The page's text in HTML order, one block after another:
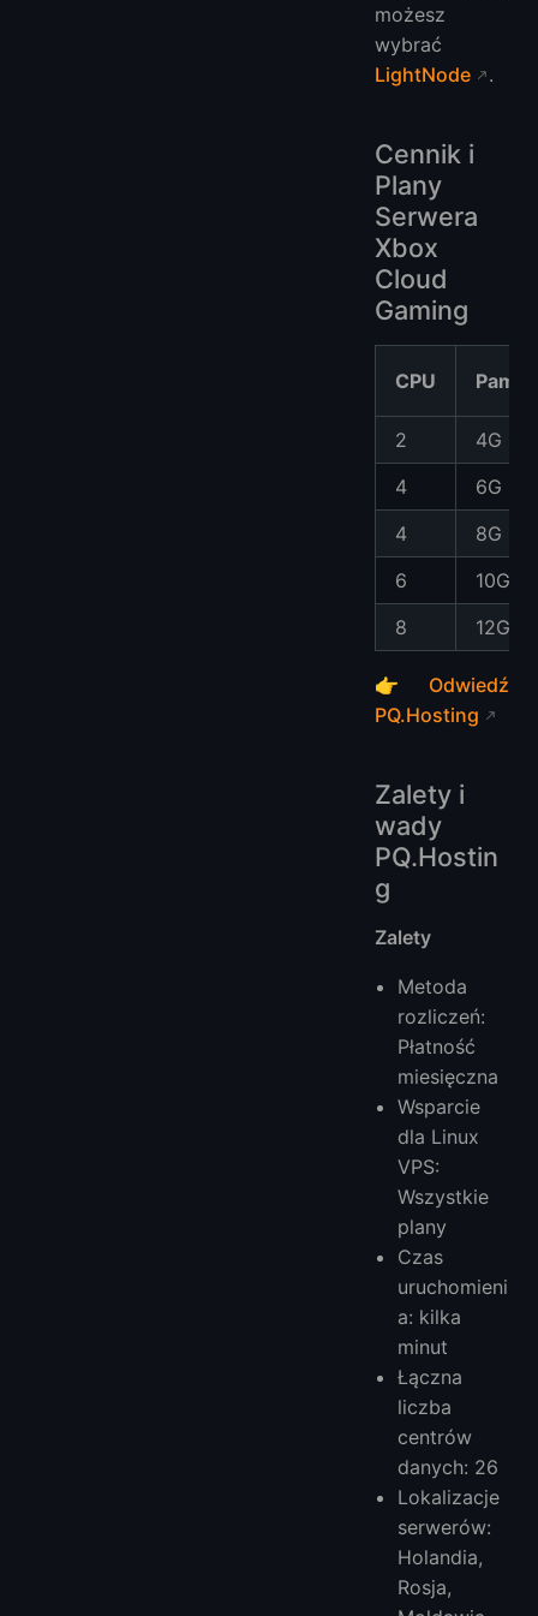
możesz
wybrać
LightNode
.
Cennik i
Plany
Serwera
Xbox
Cloud
Gaming
CPU
2
4G
4
6G
4
8G
6
10G
8
12G
👉 Odwiedź
PQ.Hosting
Zalety i
wady
PQ.Hostin
g
Zalety
Metoda
rozliczeń:
Płatność
miesięczna
Wsparcie
dla Linux
VPS:
Wszystkie
plany
Czas
uruchomieni
a: kilka
minut
Łączna
liczba
centrów
danych: 26
Lokalizacje
serwerów:
Holandia,
Rosja,